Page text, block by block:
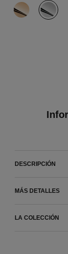
variante (2)
DESCRIPCIÓN
MÁS DETALLES
LA COLECCIÓN